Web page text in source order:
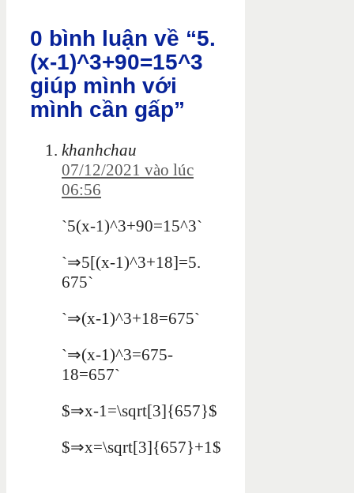
0 bình luận về “5.
(x-1)^3+90=15^3
giúp mình với
mình cần gấp”
khanhchau
07/12/2021 vào lúc
06:56
`5(x-1)^3+90=15^3`
`⇒5[(x-1)^3+18]=5.
675`
`⇒(x-1)^3+18=675`
`⇒(x-1)^3=675-
18=657`
$⇒x-1=\sqrt[3]{657}$
$⇒x=\sqrt[3]{657}+1$